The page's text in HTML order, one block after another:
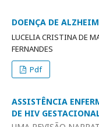
DOENÇA DE
LUCELIA CRISTINA DE
FERNANDES
Pdf
ASSISTÊNCIA
DE HIV